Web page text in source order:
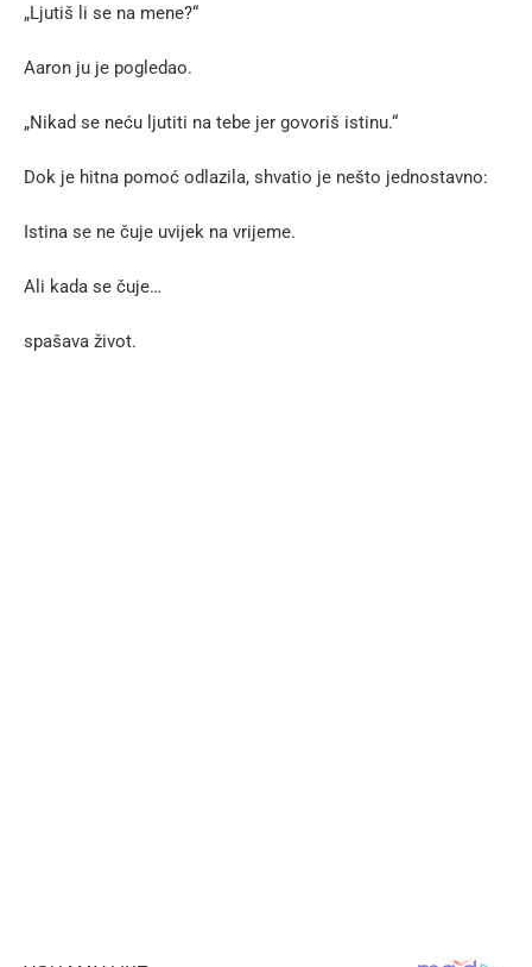
„Ljutiš li se na mene?“
Aaron ju je pogledao.
„Nikad se neću ljutiti na tebe jer govoriš istinu.“
Dok je hitna pomoć odlazila, shvatio je nešto jednostavno:
Istina se ne čuje uvijek na vrijeme.
Ali kada se čuje…
spašava život.